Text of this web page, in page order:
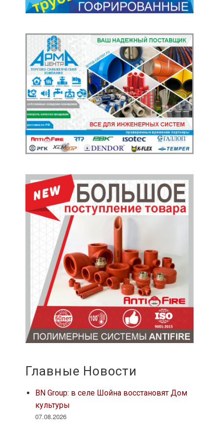
Главные Новости
BN Group: в селе Шойна восстановят Дом
культуры
07.08.2026